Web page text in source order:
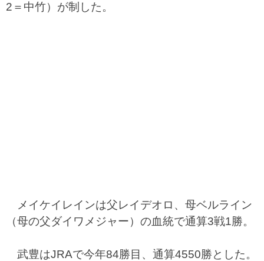
2＝中竹）が制した。
メイケイレインは父レイデオロ、母ベルライン
（母の父ダイワメジャー）の血統で通算3戦1勝。
武豊はJRAで今年84勝目、通算4550勝とした。